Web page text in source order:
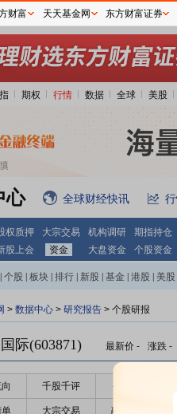
期权 行情 数据 全球 美股
心 全球财经快讯
权质押 大宗交易 机构调研 期指持仓
股上会 资金 大盘资金 个股资金
个股 板块 排行 新股 基金 港股 美股
> 数据中心 > 研究报告 > 个股研报
际(603871) 最新价 - 涨跌 -
千股千评 公告
大宗交易 融资融券
财富 天天基金网 东方财富证券